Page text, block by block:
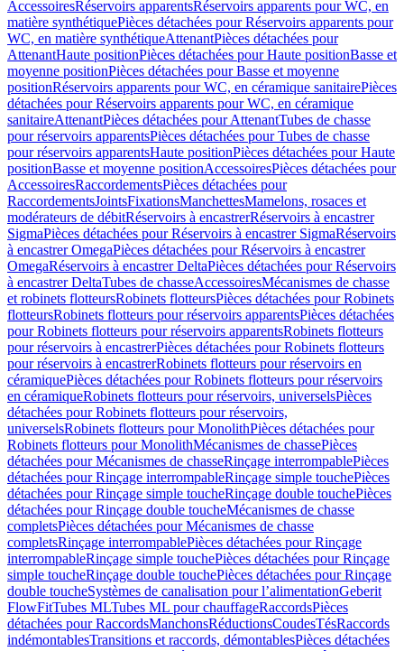
AccessoiresRéservoirs apparentsRéservoirs apparents pour WC, en
matière synthétiquePièces détachées pour Réservoirs apparents pour
WC, en matière synthétiqueAttenantPièces détachées pour
AttenantHaute positionPièces détachées pour Haute positionBasse et
moyenne positionPièces détachées pour Basse et moyenne
positionRéservoirs apparents pour WC, en céramique sanitairePièces
détachées pour Réservoirs apparents pour WC, en céramique
sanitaireAttenantPièces détachées pour AttenantTubes de chasse
pour réservoirs apparentsPièces détachées pour Tubes de chasse
pour réservoirs apparentsHaute positionPièces détachées pour Haute
positionBasse et moyenne positionAccessoiresPièces détachées pour
AccessoiresRaccordementsPièces détachées pour
RaccordementsJointsFixationsManchettesMamelons, rosaces et
modérateurs de débitRéservoirs à encastrerRéservoirs à encastrer
SigmaPièces détachées pour Réservoirs à encastrer SigmaRéservoirs
à encastrer OmegaPièces détachées pour Réservoirs à encastrer
OmegaRéservoirs à encastrer DeltaPièces détachées pour Réservoirs
à encastrer DeltaTubes de chasseAccessoiresMécanismes de chasse
et robinets flotteursRobinets flotteursPièces détachées pour Robinets
flotteursRobinets flotteurs pour réservoirs apparentsPièces détachées
pour Robinets flotteurs pour réservoirs apparentsRobinets flotteurs
pour réservoirs à encastrerPièces détachées pour Robinets flotteurs
pour réservoirs à encastrerRobinets flotteurs pour réservoirs en
céramiquePièces détachées pour Robinets flotteurs pour réservoirs
en céramiqueRobinets flotteurs pour réservoirs, universelsPièces
détachées pour Robinets flotteurs pour réservoirs,
universelsRobinets flotteurs pour MonolithPièces détachées pour
Robinets flotteurs pour MonolithMécanismes de chassePièces
détachées pour Mécanismes de chasseRinçage interrompablePièces
détachées pour Rinçage interrompableRinçage simple touchePièces
détachées pour Rinçage simple toucheRinçage double touchePièces
détachées pour Rinçage double toucheMécanismes de chasse
completsPièces détachées pour Mécanismes de chasse
completsRinçage interrompablePièces détachées pour Rinçage
interrompableRinçage simple touchePièces détachées pour Rinçage
simple toucheRinçage double touchePièces détachées pour Rinçage
double toucheSystèmes de canalisation pour l’alimentationGeberit
FlowFitTubes MLTubes ML pour chauffageRaccordsPièces
détachées pour RaccordsManchonsRéductionsCoudesTésRaccords
indémontablesTransitions et raccords, démontablesPièces détachées